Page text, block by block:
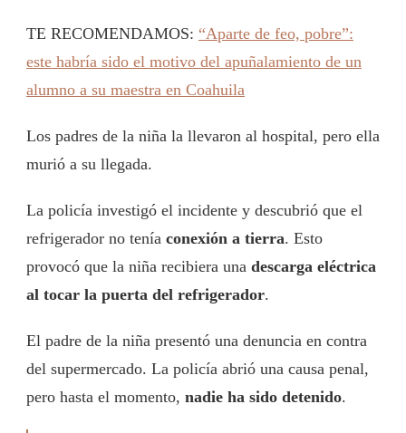
TE RECOMENDAMOS: “Aparte de feo, pobre”:
este habría sido el motivo del apuñalamiento de un
alumno a su maestra en Coahuila
Los padres de la niña la llevaron al hospital, pero ella
murió a su llegada.
La policía investigó el incidente y descubrió que el
refrigerador no tenía conexión a tierra. Esto
provocó que la niña recibiera una descarga eléctrica
al tocar la puerta del refrigerador.
El padre de la niña presentó una denuncia en contra
del supermercado. La policía abrió una causa penal,
pero hasta el momento, nadie ha sido detenido.